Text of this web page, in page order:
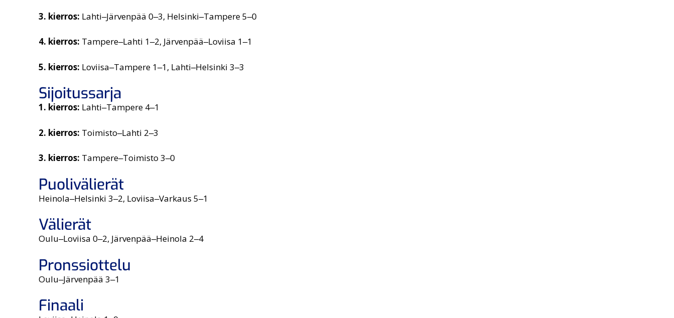
3. kierros: Lahti‒Järvenpää 0‒3, Helsinki‒Tampere 5‒0
4. kierros: Tampere‒Lahti 1‒2, Järvenpää‒Loviisa 1‒1
5. kierros: Loviisa‒Tampere 1‒1, Lahti‒Helsinki 3‒3
Sijoitussarja
1. kierros: Lahti‒Tampere 4‒1
2. kierros: Toimisto‒Lahti 2‒3
3. kierros: Tampere‒Toimisto 3‒0
Puolivälierät
Heinola‒Helsinki 3‒2, Loviisa‒Varkaus 5‒1
Välierät
Oulu‒Loviisa 0‒2, Järvenpää‒Heinola 2‒4
Pronssiottelu
Oulu‒Järvenpää 3‒1
Finaali